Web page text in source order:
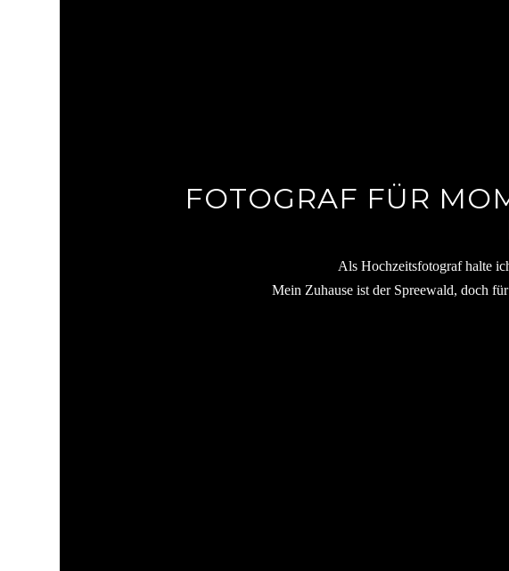
FOTOGRAF FÜR
Als Hochzeitsfotograf halte
Mein Zuhause ist der Spreewald, doch